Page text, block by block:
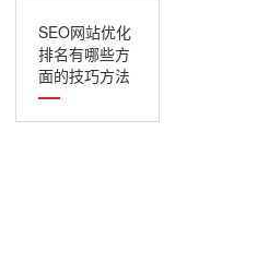
SEO网站优化
排名有哪些方
面的技巧方法